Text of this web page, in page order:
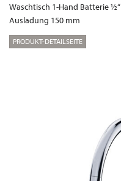
Waschtisch 1-Hand Batterie ½“
Ausladung 150 mm
PRODUKT-DETAILSEITE